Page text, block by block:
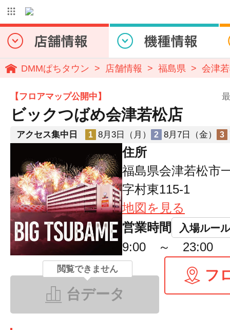
DMMぱちタウン 店舗情報 福島県 会津
【フロアマップ公開中】
ビックつばめ会津若松店
アクセス集中日 1 8月3日（月） 2 8月7日（金） 3
住所
福島県会津若松市
字村東115-1
地図を見る
営業時間
入場ルール
9:00 ～ 23:00
閲覧できません
台データ
フ